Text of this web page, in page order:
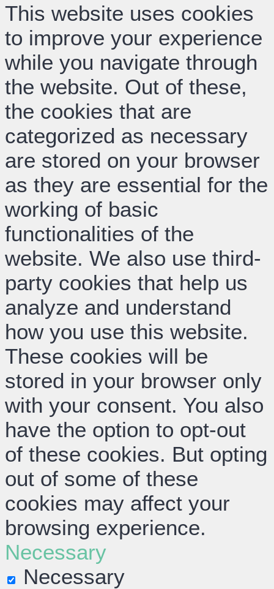
This website uses cookies
to improve your experience
while you navigate through
the website. Out of these,
the cookies that are
categorized as necessary
are stored on your browser
as they are essential for the
working of basic
functionalities of the
website. We also use third-
party cookies that help us
analyze and understand
how you use this website.
These cookies will be
stored in your browser only
with your consent. You also
have the option to opt-out
of these cookies. But opting
out of some of these
cookies may affect your
browsing experience.
Necessary
Necessary